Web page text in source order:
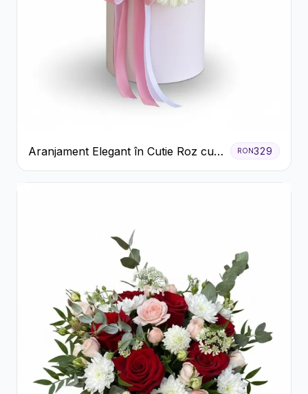
Aranjament Elegant în Cutie Roz cu
Trandafiri și Gerbera
RON329